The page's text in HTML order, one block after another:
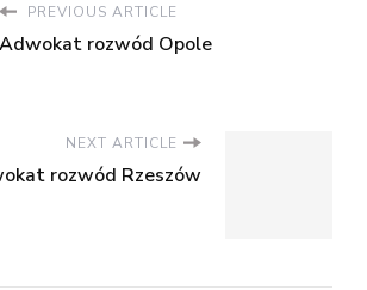
PREVIOUS ARTICLE
Adwokat rozwód Opole
NEXT ARTICLE
rozwód Rzeszów